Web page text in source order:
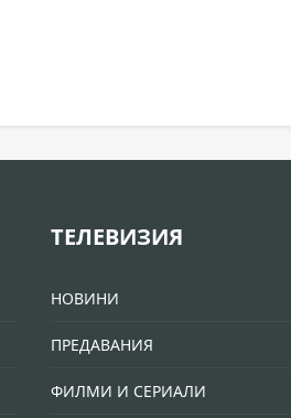
ТЕЛЕВИЗИЯ
НОВИНИ
ПРЕДАВАНИЯ
ФИЛМИ И СЕРИАЛИ